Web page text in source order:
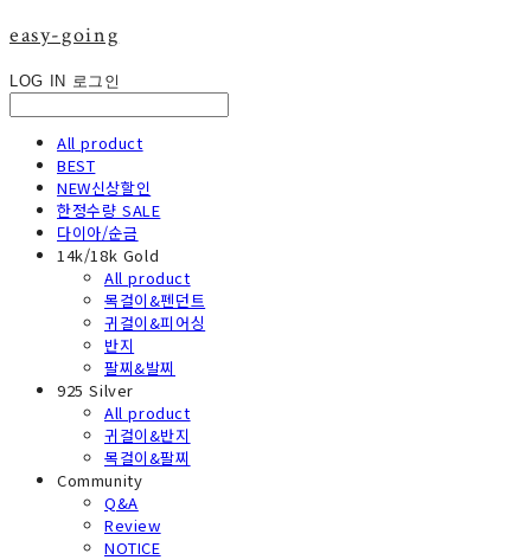
easy-going
LOG IN 로그인
All product
BEST
NEW신상할인
한정수량 SALE
다이아/순금
14k/18k Gold
All product
목걸이&펜던트
귀걸이&피어싱
반지
팔찌&발찌
925 Silver
All product
귀걸이&반지
목걸이&팔찌
Community
Q&A
Review
NOTICE